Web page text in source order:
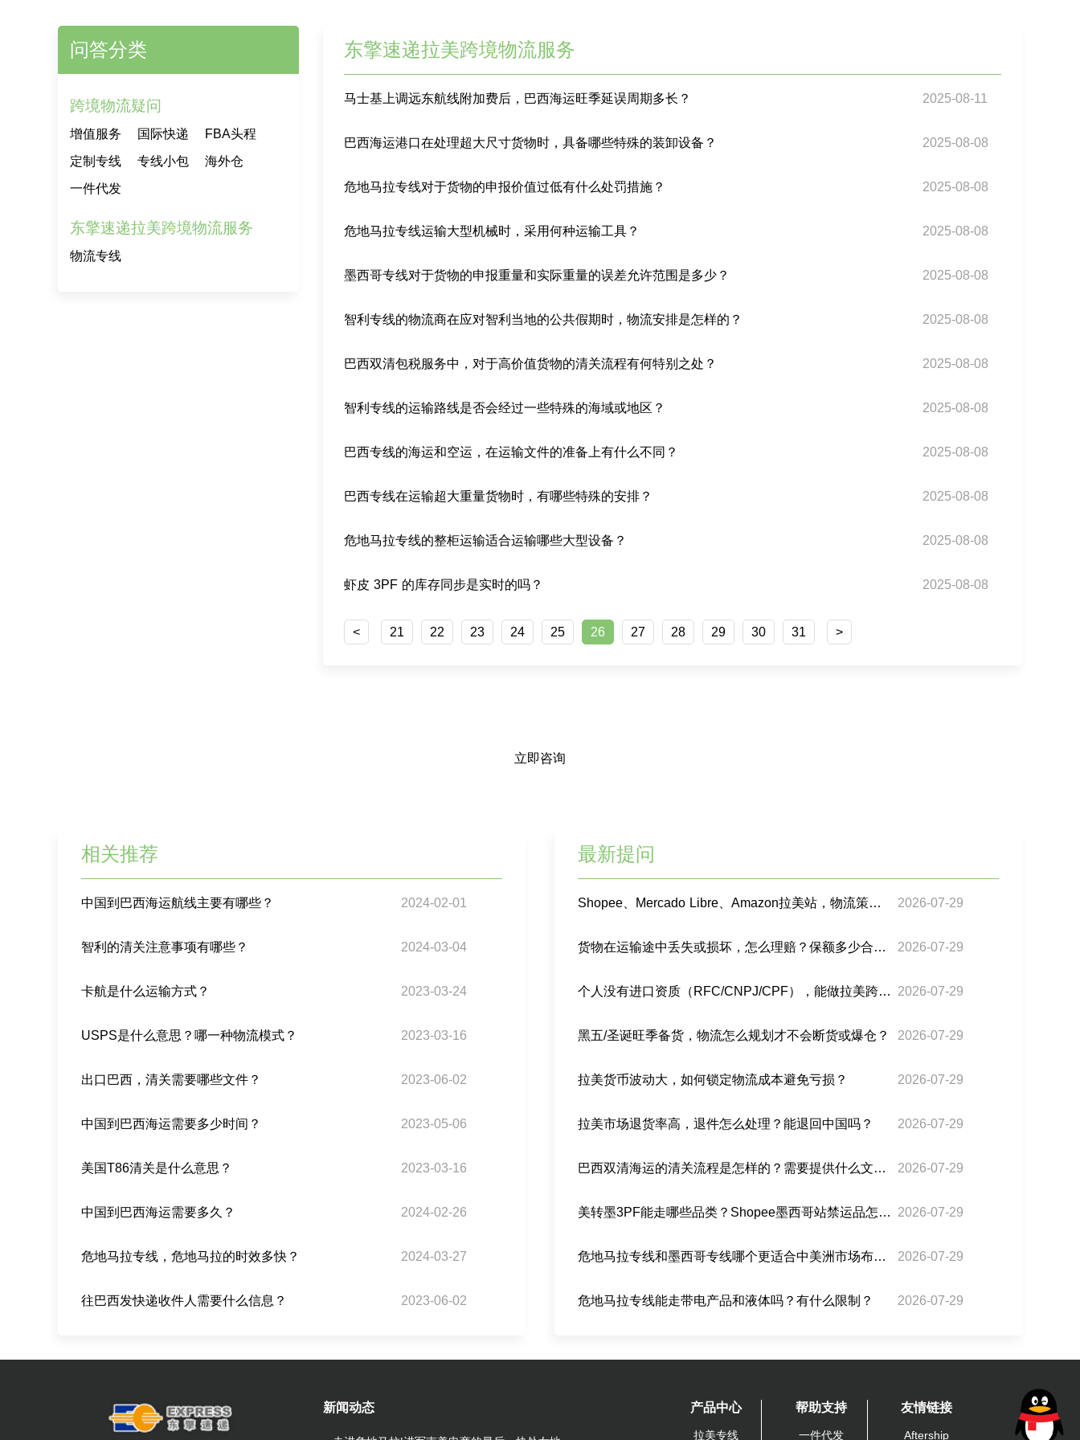
问答分类
跨境物流疑问
增值服务 国际快递
FBA头程
定制专线
专线小包
海外仓
一件代发
东擎速递拉美跨境物流服务
物流专线
东擎速递拉美跨境物流服务
马士基上调远东航线附加费后，巴西海运旺季延误周期多长？ 2025-08-11
巴西海运港口在处理超大尺寸货物时，具备哪些特殊的装卸设备？ 2025-08-08
危地马拉专线对于货物的申报价值过低有什么处罚措施？ 2025-08-08
危地马拉专线运输大型机械时，采用何种运输工具？ 2025-08-08
墨西哥专线对于货物的申报重量和实际重量的误差允许范围是多少？ 2025-08-08
智利专线的物流商在应对智利当地的公共假期时，物流安排是怎样的？ 2025-08-08
巴西双清包税服务中，对于高价值货物的清关流程有何特别之处？ 2025-08-08
智利专线的运输路线是否会经过一些特殊的海域或地区？ 2025-08-08
巴西专线的海运和空运，在运输文件的准备上有什么不同？ 2025-08-08
巴西专线在运输超大重量货物时，有哪些特殊的安排？ 2025-08-08
危地马拉专线的整柜运输适合运输哪些大型设备？ 2025-08-08
虾皮 3PF 的库存同步是实时的吗？ 2025-08-08
< 21 22 23 24 25 26 27 28 29 30 31 >
立即咨询
最新提问
Shopee、Mercado Libre、Amazon拉美站，物流策略有什么不同？ 2026-07-29
货物在运输途中丢失或损坏，怎么理赔？保额多少合适？ 2026-07-29
个人没有进口资质（RFC/CNPJ/CPF），能做拉美跨境电商吗？ 2026-07-29
黑五/圣诞旺季备货，物流怎么规划才不会断货或爆仓？ 2026-07-29
拉美货币波动大，如何锁定物流成本避免亏损？ 2026-07-29
拉美市场退货率高，退件怎么处理？能退回中国吗？ 2026-07-29
巴西双清海运的清关流程是怎样的？需要提供什么文件？ 2026-07-29
美转墨3PF能走哪些品类？Shopee墨西哥站禁运品怎么处理？ 2026-07-29
危地马拉专线和墨西哥专线哪个更适合中美洲市场布局？ 2026-07-29
危地马拉专线能走带电产品和液体吗？有什么限制？ 2026-07-29
相关推荐
中国到巴西海运航线主要有哪些？ 2024-02-01
智利的清关注意事项有哪些？ 2024-03-04
卡航是什么运输方式？ 2023-03-24
USPS是什么意思？哪一种物流模式？ 2023-03-16
出口巴西，清关需要哪些文件？ 2023-06-02
中国到巴西海运需要多少时间？ 2023-05-06
美国T86清关是什么意思？ 2023-03-16
中国到巴西海运需要多久？ 2024-02-26
危地马拉专线，危地马拉的时效多快？ 2024-03-27
往巴西发快递收件人需要什么信息？ 2023-06-02
新闻动态 产品中心
拉美专线
帮助支持
一件代发
友情链接
Aftership